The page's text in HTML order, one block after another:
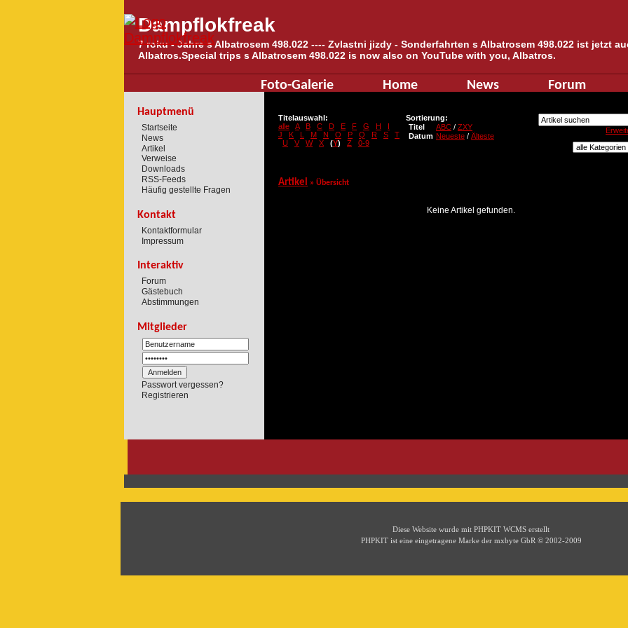
Dampflokfreak
7 roku - Jahre s Albatrosem 498.022 ---- Zvlastni jizdy - Sonderfahrten s Albatrosem 498.022 ist jetzt
Albatros.Special trips s Albatrosem 498.022 is now also on YouTube with you, Albatros.
Foto-Galerie Home News Forum
Hauptmenü
Startseite
News
Artikel
Verweise
Downloads
RSS-Feeds
Häufig gestellte Fragen
Kontakt
Kontaktformular
Impressum
Interaktiv
Forum
Gästebuch
Abstimmungen
Mitglieder
Passwort vergessen?
Registrieren
Titelauswahl:
alle
A B C D E F G H
I
J
K L M N O P Q R S
T
U
V W X (Y) Z 0-9
Sortierung:
Titel
ABC / ZXY
Datum Neueste / Älteste
Artikel » Übersicht
Keine Artikel gefunden.
Diese Website wurde mit PHPKIT WCMS erstellt
PHPKIT ist eine eingetragene Marke der mxbyte GbR © 2002-2009